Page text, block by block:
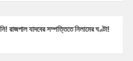
রাজপাল যাদবের সম্পত্তিতে নিলামের ঘণ্টা!